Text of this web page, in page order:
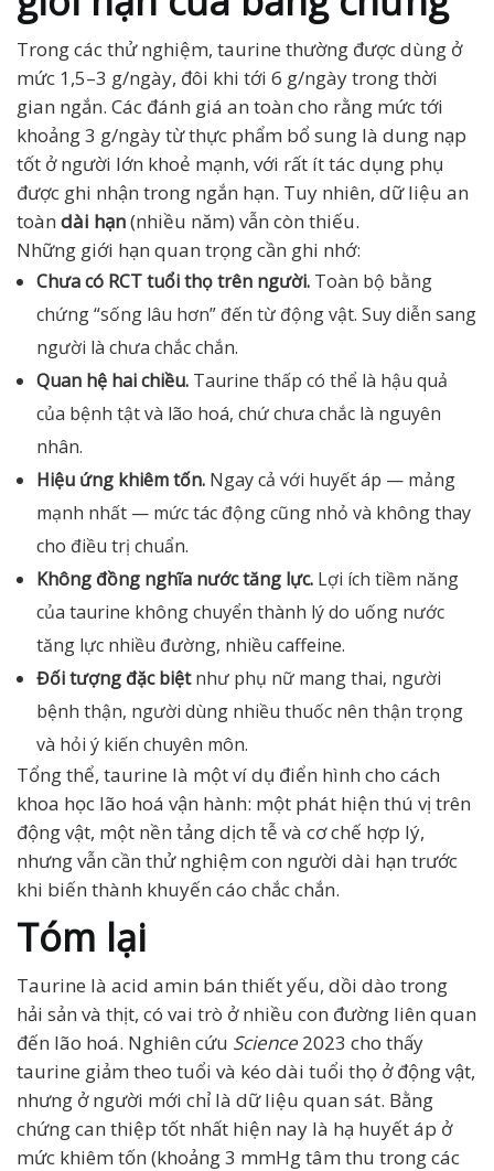
Trong các thử nghiệm, taurine thường được dùng ở
mức 1,5–3 g/ngày, đôi khi tới 6 g/ngày trong thời
gian ngắn. Các đánh giá an toàn cho rằng mức tới
khoảng 3 g/ngày từ thực phẩm bổ sung là dung nạp
tốt ở người lớn khoẻ mạnh, với rất ít tác dụng phụ
được ghi nhận trong ngắn hạn. Tuy nhiên, dữ liệu an
toàn dài hạn(nhiều năm) vẫn còn thiếu.
Những giới hạn quan trọng cần ghi nhớ:
Chưa có RCT tuổi thọ trên người. Toàn bộ bằng
chứng “sống lâu hơn” đến từ động vật. Suy diễn sang
người là chưa chắc chắn.
Quan hệ hai chiều. Taurine thấp có thể là hậu quả
của bệnh tật và lão hoá, chứ chưa chắc là nguyên
nhân.
Hiệu ứng khiêm tốn. Ngay cả với huyết áp — mảng
mạnh nhất — mức tác động cũng nhỏ và không thay
cho điều trị chuẩn.
Không đồng nghĩa nước tăng lực. Lợi ích tiềm năng
của taurine không chuyển thành lý do uống nước
tăng lực nhiều đường, nhiều caffeine.
Đối tượng đặc biệtnhư phụ nữ mang thai, người
bệnh thận, người dùng nhiều thuốc nên thận trọng
và hỏi ý kiến chuyên môn.
Tổng thể, taurine là một ví dụ điển hình cho cách
khoa học lão hoá vận hành: một phát hiện thú vị trên
động vật, một nền tảng dịch tễ và cơ chế hợp lý,
nhưng vẫn cần thử nghiệm con người dài hạn trước
khi biến thành khuyến cáo chắc chắn.
Tóm lại
Taurine là acid amin bán thiết yếu, dồi dào trong
hải sản và thịt, có vai trò ở nhiều con đường liên quan
đến lão hoá. Nghiên cứu Science 2023 cho thấy
taurine giảm theo tuổi và kéo dài tuổi thọ ở động vật,
nhưng ở người mới chỉ là dữ liệu quan sát. Bằng
chứng can thiệp tốt nhất hiện nay là hạ huyết áp ở
mức khiêm tốn (khoảng 3 mmHg tâm thu trong các